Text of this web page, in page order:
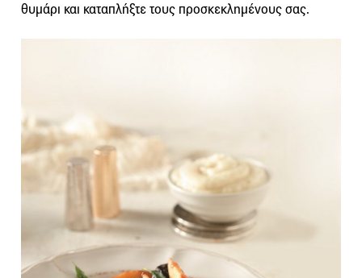
θυμάρι και καταπλήξτε τους προσκεκλημένους σας.